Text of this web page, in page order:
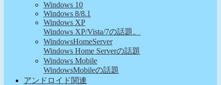
Windows 10
Windows 8/8.1
Windows XP
Windows XP/Vista/7の話題。
WindowsHomeServer
Windows Home Serverの話題
Windows Mobile
WindowsMobileの話題
アンドロイド関連